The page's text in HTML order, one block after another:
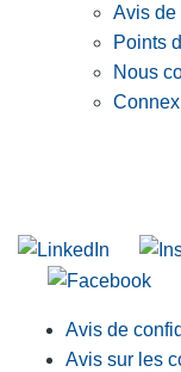
Avis de
Points
Nous
Avis de
Avis sur les